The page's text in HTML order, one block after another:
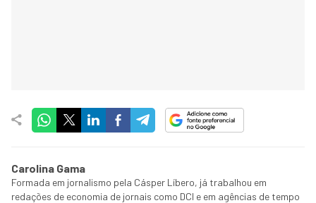
Carolina Gama
Formada em jornalismo pela Cásper Líbero, já trabalhou em
redações de economia de jornais como DCI e em agências de tempo